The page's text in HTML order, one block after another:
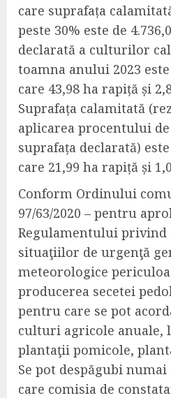
care suprafața
peste 30% este de
declarată a culturilor
toamna anului 2023
care 43,98 ha rapiță și
Suprafața calamitată
aplicarea procentului
suprafața declarată)
care 21,99 ha rapiță și
Conform Ordinului
97/63/2020 – pentru
Regulamentului privind
situaţiilor de urgenţă
meteorologice
producerea secetei
pentru care se pot
culturi agricole anuale,
plantaţii pomicole,
Se pot despăgubi
care comisia de